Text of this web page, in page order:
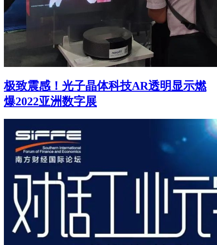
极致震感！光子晶体科技AR透明显示燃
爆2022亚洲数字展